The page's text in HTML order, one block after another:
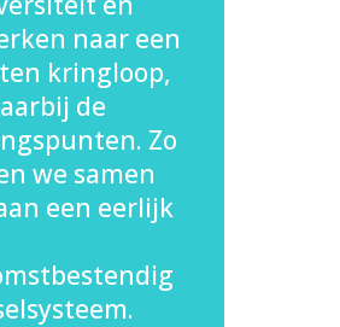
naar een
kringloop,
de
Zo
we samen
een eerlijk